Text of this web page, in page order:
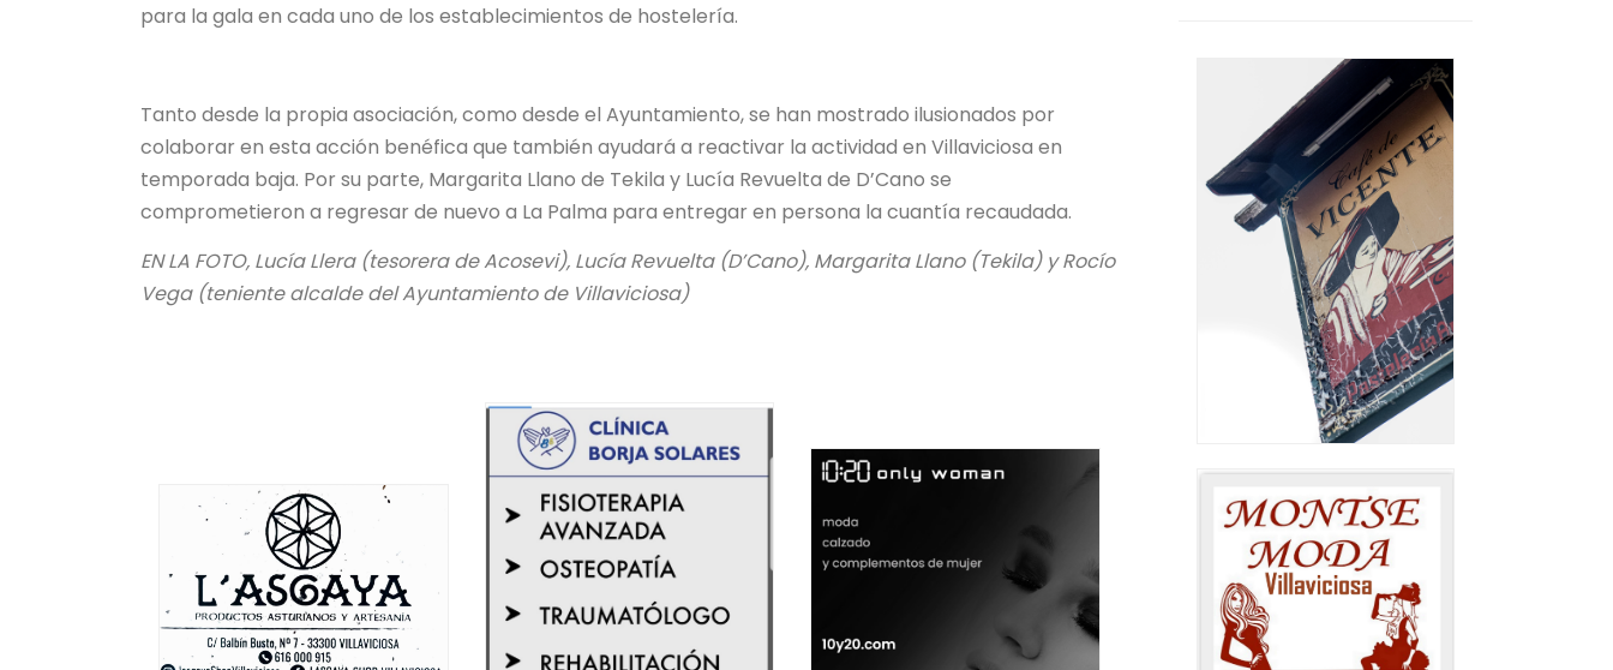
para la gala en cada uno de los establecimientos de hostelería.
Tanto desde la propia asociación, como desde el Ayuntamiento, se han mostrado ilusionados por
colaborar en esta acción benéfica que también ayudará a reactivar la actividad en Villaviciosa en
temporada baja. Por su parte, Margarita Llano de Tekila y Lucía Revuelta de D’Cano se
comprometieron a regresar de nuevo a La Palma para entregar en persona la cuantía recaudada.
EN LA FOTO, Lucía Llera (tesorera de Acosevi), Lucía Revuelta (D’Cano), Margarita Llano (Tekila) y Rocío
Vega (teniente alcalde del Ayuntamiento de Villaviciosa)